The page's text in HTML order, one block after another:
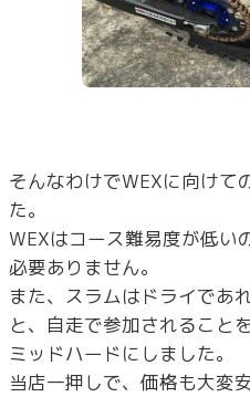
そんなわけでWEXに向けて
た。
WEXはコース難易度が低い
必要ありません。
また、スラムはドライであ
と、自走で参加されること
ミッドハードにしました。
当店一押しで、価格も大変